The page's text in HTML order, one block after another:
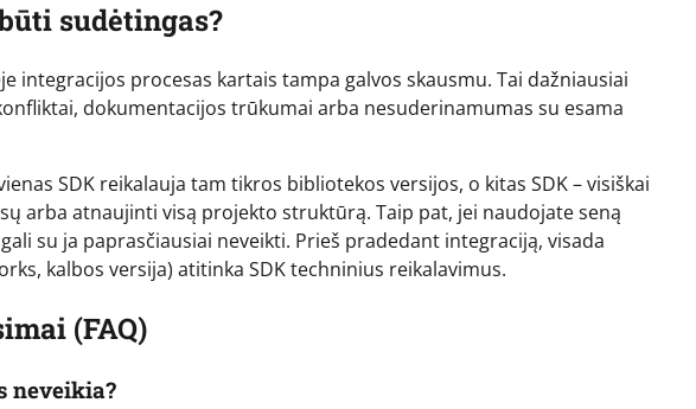
sudėtingas?
integracijos procesas kartais tampa galvos skausmu. Tai dažniausiai
dokumentacijos trūkumai arba nesuderinamumas su esama
SDK reikalauja tam tikros bibliotekos versijos, o kitas SDK – visiškai
arba atnaujinti visą projekto struktūrą. Taip pat, jei naudojate seną
su ja paprasčiausiai neveikti. Prieš pradedant integraciją, visada
kalbos versija) atitinka SDK techninius reikalavimus.
(FAQ)
neveikia?